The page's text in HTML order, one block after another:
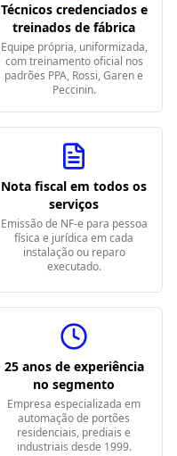
Técnicos credenciados e
treinados de fábrica
Equipe própria, uniformizada,
com treinamento oficial nos
padrões PPA, Rossi, Garen e
Peccinin.
Nota fiscal em todos os
serviços
Emissão de NF-e para pessoa
física e jurídica em cada
instalação ou reparo
executado.
25 anos de experiência
no segmento
Empresa especializada em
automação de portões
residenciais, prediais e
industriais desde 1999.